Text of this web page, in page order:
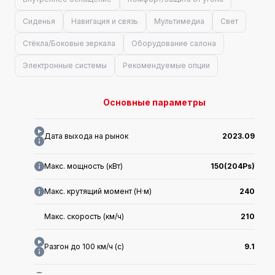
Сиденья Навигация и связь Мультимедиа Свет
Стёкла/Боковые зеркала Оборудование салона
Электронные системы Рекомендуемые опции
Основные параметры
Дата выхода на рынок 2023.09
Макс. мощность (кВт) 150(204Ps)
Макс. крутящий момент (Н·м) 240
Макс. скорость (км/ч) 210
Разгон до 100 км/ч (с) 9.1